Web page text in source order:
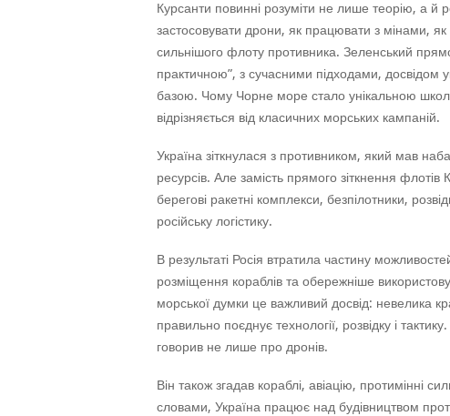
Курсанти повинні розуміти не лише теорію, а й
застосовувати дрони, як працювати з мінами, як
сильнішого флоту противника. Зеленський
практичною”, з сучасними підходами, досвідом
базою. Чому Чорне море стало унікальною
відрізняється від класичних морських кампаній.
Україна зіткнулася з противником, який мав
ресурсів. Але замість прямого зіткнення флотів
берегові ракетні комплекси, безпілотники,
російську логістику.
В результаті Росія втратила частину
розміщення кораблів та обережніше
морської думки це важливий досвід: невелика
правильно поєднує технології, розвідку і
говорив не лише про дронів.
Він також згадав кораблі, авіацію, протимінні
словами, Україна працює над будівництвом